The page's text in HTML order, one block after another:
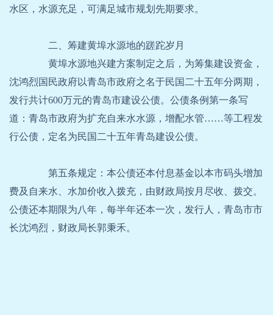
水区，水源充足，可满足城市规划先期要求。
二、筹建黄埠水源地的蹉跎岁月
黄埠水源地兴建方案制定之后，为筹集建设资金，
沈鸿烈国民政府以青岛市政府之名于民国二十五年分两期，
发行共计600万元的青岛市建设公债。公债条例第一条写
道：青岛市政府为扩充自来水水源，增配水管……等工程发
行公债，定名为民国二十五年青岛建设公债。
第五条规定：本公债还本付息基金以本市码头增加
费及自来水、水加价收入拨充，由财政局按月尽收、拨交。
公债还本期限为八年，每半年还本一次，发行人，青岛市市
长沈鸿烈，财政局长郭秉禾。